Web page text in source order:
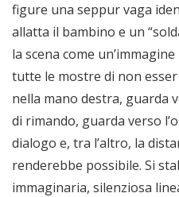
figure una seppur vaga
allatta il bambino e un
la scena come
tutte le mostre di non esser
nella mano destra, guarda
di rimando, guarda verso
dialogo e, tra l’altro, la
renderebbe possibile. Si
immaginaria, silenziosa